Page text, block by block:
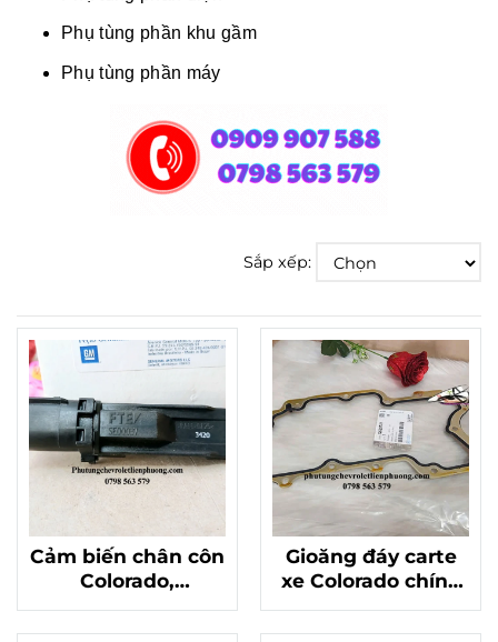
Phụ tùng phần khu gầm
Phụ tùng phần máy
Sắp xếp:
Cảm biến chân côn
Colorado,
Traiblazer chính
hãng 24583481
Gioăng đáy carte
xe Colorado chính
hãng mã 12629737